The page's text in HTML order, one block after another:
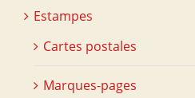
Estampes
Cartes postales
Marques-pages